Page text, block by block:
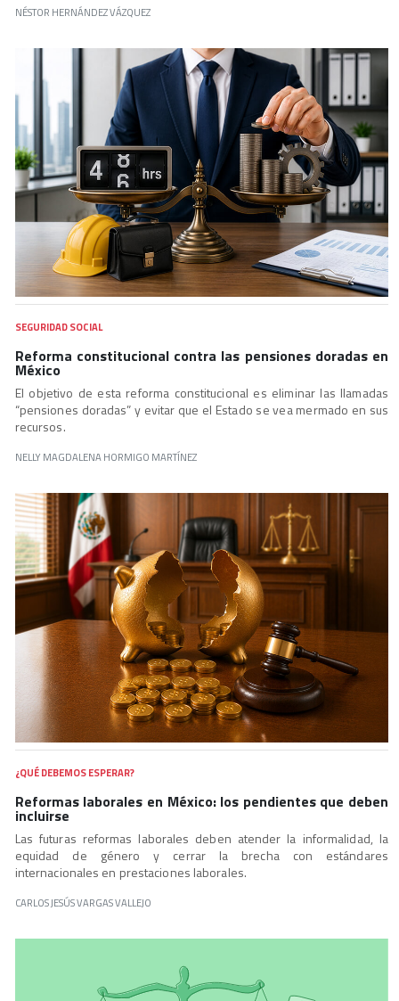
NÉSTOR HERNÁNDEZ VÁZQUEZ
SEGURIDAD SOCIAL
Reforma constitucional contra las pensiones doradas en
México
El objetivo de esta reforma constitucional es eliminar las llamadas
“pensiones doradas” y evitar que el Estado se vea mermado en sus
recursos.
NELLY MAGDALENA HORMIGO MARTÍNEZ
¿QUÉ DEBEMOS ESPERAR?
Reformas laborales en México: los pendientes que deben
incluirse
Las futuras reformas laborales deben atender la informalidad, la
equidad de género y cerrar la brecha con estándares
internacionales en prestaciones laborales.
CARLOS JESÚS VARGAS VALLEJO